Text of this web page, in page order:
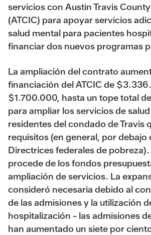
servicios con Austin Travis
(ATCIC) para apoyar servicios
salud mental para pacientes
financiar dos nuevos programas
La ampliación del contrato
financiación del ATCIC de
$1.700.000, hasta un tope total
para ampliar los servicios de
residentes del condado de Travis
requisitos (en general, por debajo
Directrices federales de
procede de los fondos
ampliación de servicios. La
consideró necesaria debido al
de las admisiones y la utilización
hospitalización - las admisiones
han aumentado un siete por